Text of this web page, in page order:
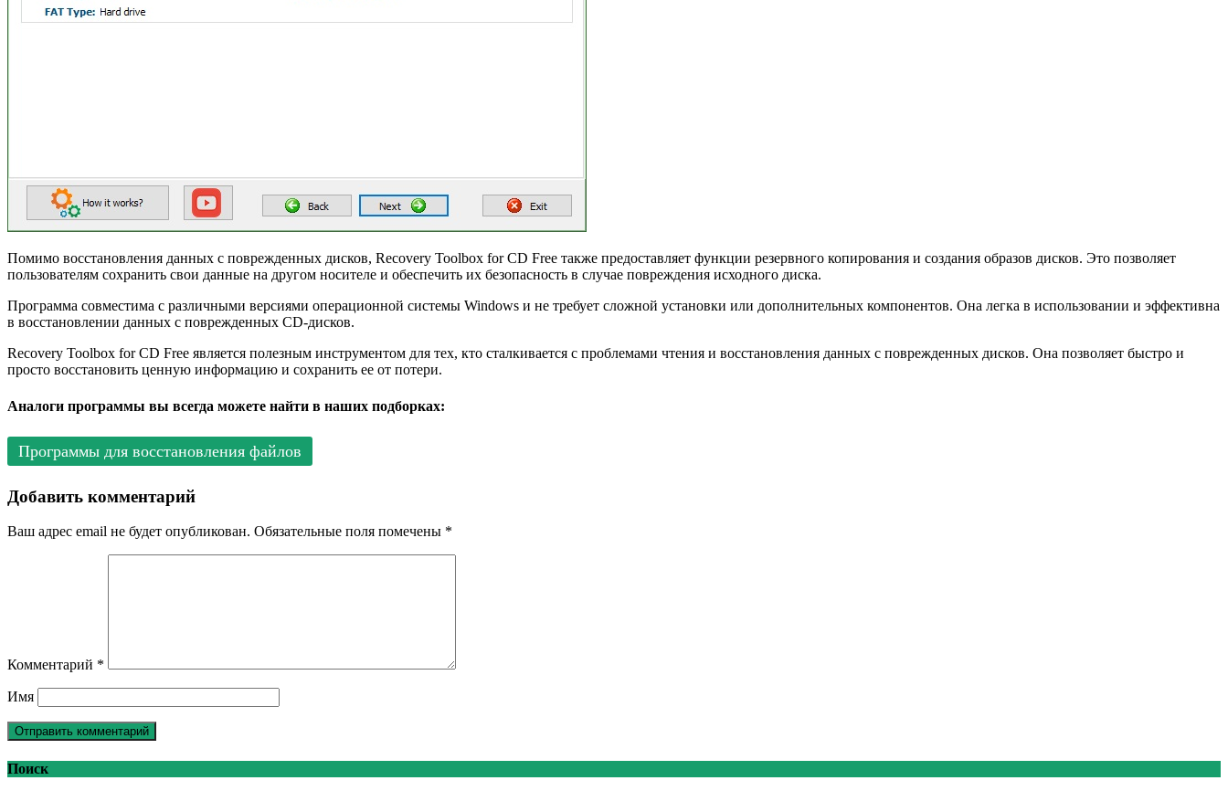
Помимо восстановления данных с поврежденных дисков, Recovery Toolbox for CD Free также предоставляет функции резервного копирования и создания образов дисков. Это позволяет
пользователям сохранить свои данные на другом носителе и обеспечить их безопасность в случае повреждения исходного диска.
Программа совместима с различными версиями операционной системы Windows и не требует сложной установки или дополнительных компонентов. Она легка в использовании и эффективна
в восстановлении данных с поврежденных CD-дисков.
Recovery Toolbox for CD Free является полезным инструментом для тех, кто сталкивается с проблемами чтения и восстановления данных с поврежденных дисков. Она позволяет быстро и
просто восстановить ценную информацию и сохранить ее от потери.
Аналоги программы вы всегда можете найти в наших подборках:
Программы для восстановления файлов
Добавить комментарий
Ваш адрес email не будет опубликован. Обязательные поля помечены *
Комментарий *
Имя
Поиск